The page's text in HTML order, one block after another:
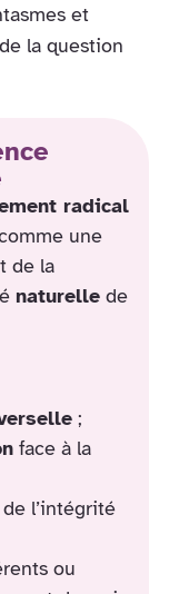
et
la question
radical
une
de la
naturelle de
;
face à la
de l’intégrité
ou